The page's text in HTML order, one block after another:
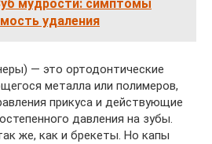
мудрости: симптомы
удаления
— это ортодонтические
металла или полимеров,
прикуса и действующие
давления на зубы.
же, как и брекеты. Но капы